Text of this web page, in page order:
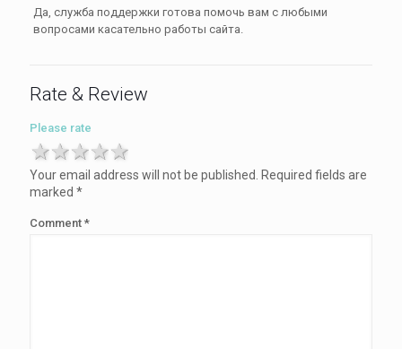
Да, служба поддержки готова помочь вам с любыми
вопросами касательно работы сайта.
Rate & Review
Please rate
4 stars
3 stars
2 stars
1 star
Your email address will not be published.
Required fields are
marked *
Comment *